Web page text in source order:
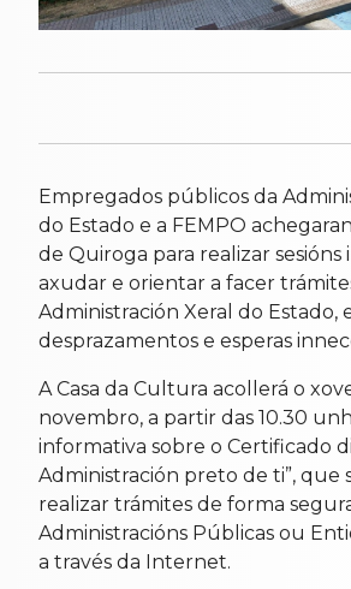
Empregados públicos da
do Estado e a FEMPO
de Quiroga para realizar sesións
axudar e orientar a facer
Administración Xeral do Estado,
desprazamentos e esperas
A Casa da Cultura acollerá o
novembro, a partir das 10.30
informativa sobre o Certificado
Administración preto de ti”, que
realizar trámites de forma
Administracións Públicas ou
a través da Internet.